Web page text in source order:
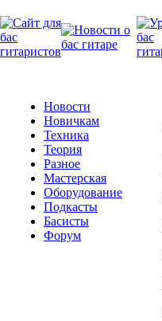
Новости
Новичкам
Техника
Теория
Разное
Мастерская
Оборудование
Подкасты
Басисты
Форум